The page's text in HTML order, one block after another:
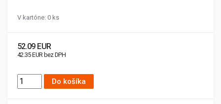
V kartóne: 0 ks
52.09 EUR
42.35 EUR bez DPH
Do košíka